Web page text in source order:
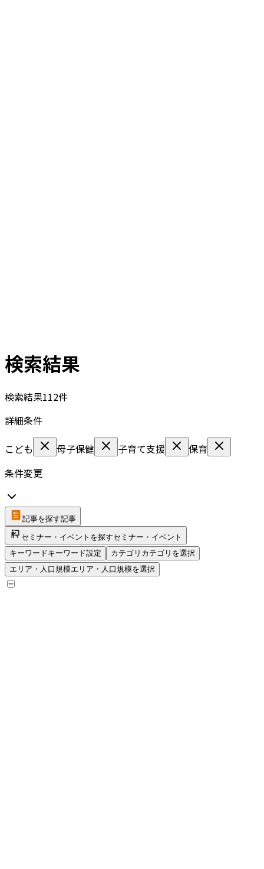
検索結果
検索結果112件
詳細条件
こども
母子保健 子育て支援
保育
条件変更
記事を探す記事
セミナー・イベントを探すセミナー・イベント
キーワードキーワード設定 カテゴリ カテゴリを選択
エリア・人口規模エリア・人口規模を選択